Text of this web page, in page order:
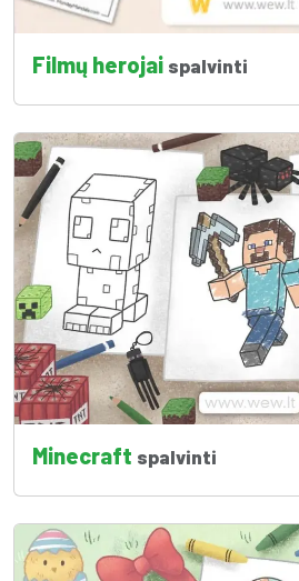
Filmų herojai spalvinti
Minecraft spalvinti